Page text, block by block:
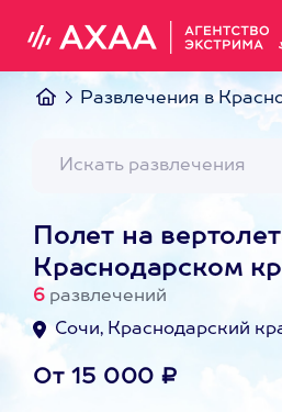
Развлечения в
Полет на
Краснодарском
6 развлечений
Сочи, Краснодарский
От 15 000 ₽